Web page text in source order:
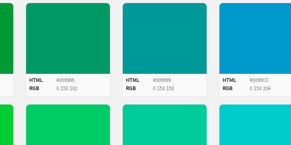
HTML
#009966
RGB
0 153 102
HTML
#009999
RGB
0 153 153
HTML
#0099CC
RGB
0 153 204